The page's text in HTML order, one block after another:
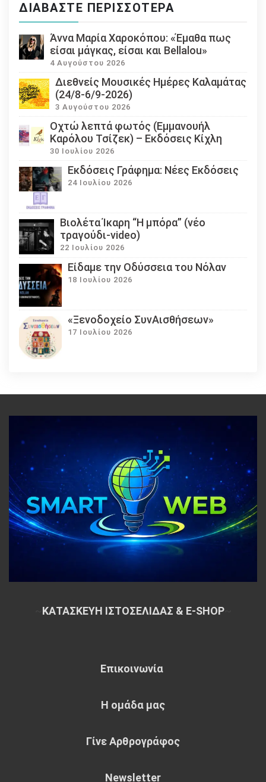
ΔΙΑΒΆΣΤΕ ΠΕΡΙΣΣΌΤΕΡΑ
Άννα Μαρία Χαροκόπου: «Έμαθα πως
είσαι μάγκας, είσαι και Bellalou»
4 Αυγούστου 2026
Διεθνείς Μουσικές Ημέρες Καλαμάτας
(24/8-6/9-2026)
3 Αυγούστου 2026
Οχτώ λεπτά φωτός (Εμμανουήλ
Καρόλου Τσίζεκ) – Εκδόσεις Κίχλη
30 Ιουλίου 2026
Εκδόσεις Γράφημα: Νέες Εκδόσεις
24 Ιουλίου 2026
Βιολέτα Ίκαρη “Η μπόρα” (νέο
τραγούδι-video)
22 Ιουλίου 2026
Eίδαμε την Οδύσσεια του Νόλαν
18 Ιουλίου 2026
«Ξενοδοχείο ΣυνΑισθήσεων»
17 Ιουλίου 2026
ΚΑΤΑΣΚΕΥΗ ΙΣΤΟΣΕΛΙΔΑΣ & E-SHOP~
Επικοινωνία
Η ομάδα μας
Γίνε Αρθρογράφος
Newsletter